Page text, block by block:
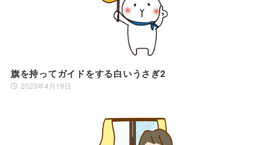
旗を持ってガイドをする白いうさぎ2
2023年4月19日